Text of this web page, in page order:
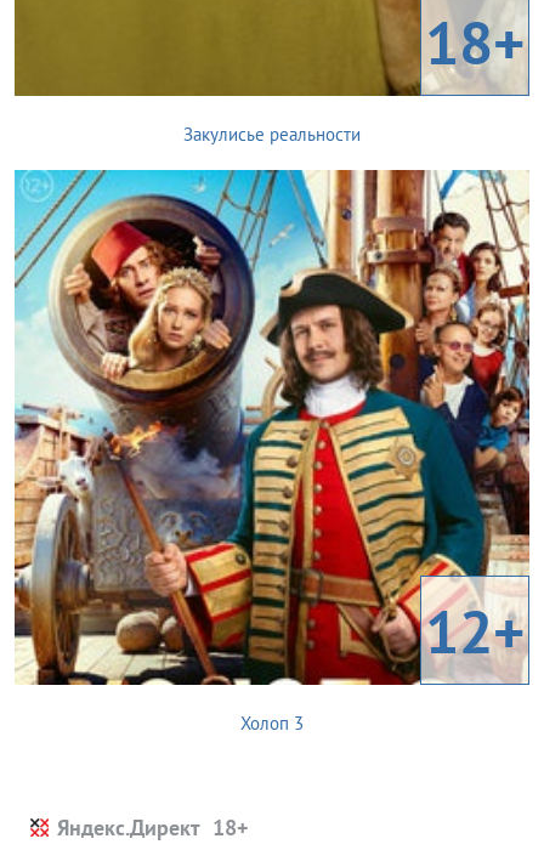
18+
Закулисье реальности
12+
Холоп 3
Яндекс.Директ